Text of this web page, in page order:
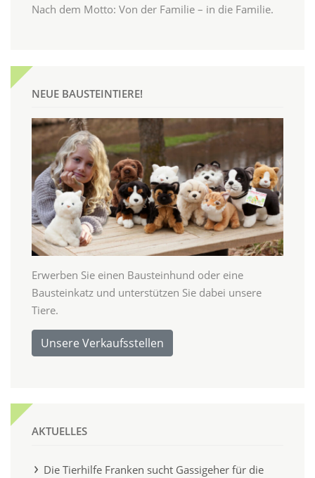
Nach dem Motto: Von der Familie – in die Familie.
NEUE BAUSTEINTIERE!
Erwerben Sie einen Bausteinhund oder eine
Bausteinkatz und unterstützen Sie dabei unsere
Tiere.
Unsere Verkaufsstellen
AKTUELLES
Die Tierhilfe Franken sucht Gassigeher für die